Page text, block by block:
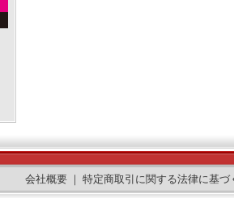
会社概要｜ 特定商取引に関する法律に基づ